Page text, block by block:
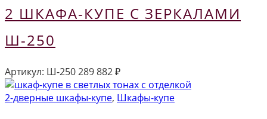
2 ШКАФА-КУПЕ С ЗЕРКАЛАМИ
Ш-250
Артикул: Ш-250289 882₽
2-дверные шкафы-купе, Шкафы-купе